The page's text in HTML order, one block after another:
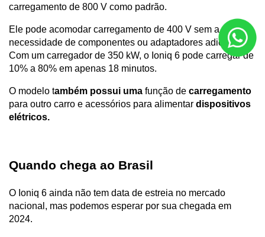
carregamento de 800 V como padrão.
Ele pode acomodar carregamento de 400 V sem a
necessidade de componentes ou adaptadores adicionais.
Com um carregador de 350 kW, o Ioniq 6 pode carregar de
10% a 80% em apenas 18 minutos.
O modelo também possui uma função de carregamento
para outro carro e acessórios para alimentar dispositivos
elétricos.
Quando chega ao Brasil
O Ioniq 6 ainda não tem data de estreia no mercado
nacional, mas podemos esperar por sua chegada em
2024.